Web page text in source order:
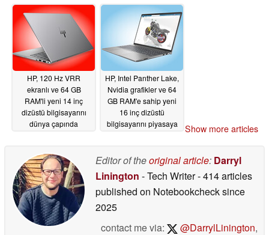
HP, 120 Hz VRR
ekranlı ve 64 GB
RAM'li yeni 14 inç
dizüstü bilgisayarını
dünya çapında
HP, Intel Panther Lake,
Nvidia grafikler ve 64
GB RAM'e sahip yeni
16 inç dizüstü
bilgisayarını piyasaya
Show more articles
Editor of theoriginal article: Darryl
Linington - Tech Writer- 414 articles
published on Notebookchecksince
2025
contact me via:
@DarrylLinington,